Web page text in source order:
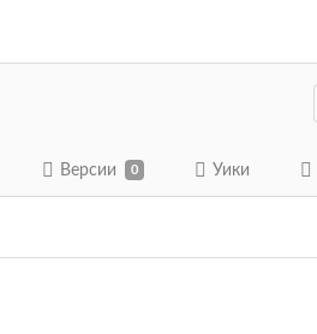
Версии 0 Уики